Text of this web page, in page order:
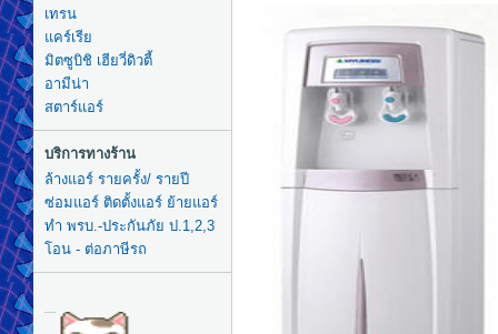
เทรน
แคร์เรีย
มิตซูบิชิ เฮียวี่ดิวตี้
อามีน่า
สตาร์แอร์
บริการทางร้าน
ล้างแอร์ รายครั้ง/ รายปี
ซ่อมแอร์ ติดตั้งแอร์ ย้ายแอร์
ทำ พรบ.-ประกันภัย ป.1,2,3
โอน - ต่อภาษีรถ